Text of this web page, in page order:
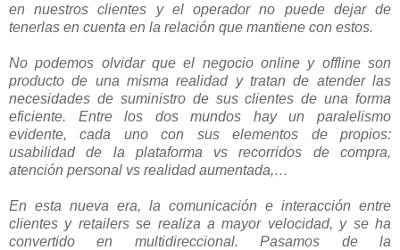
en nuestros clientes y el operador no puede dejar de
tenerlas en cuenta en la relación que mantiene con estos.
No podemos olvidar que el negocio online y offline son
producto de una misma realidad y tratan de atender las
necesidades de suministro de sus clientes de una forma
eficiente. Entre los dos mundos hay un paralelismo
evidente, cada uno con sus elementos de propios:
usabilidad de la plataforma vs recorridos de compra,
atención personal vs realidad aumentada,…
En esta nueva era, la comunicación e interacción entre
clientes y retailers se realiza a mayor velocidad, y se ha
convertido en multidireccional. Pasamos de la